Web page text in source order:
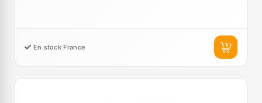
En stock France